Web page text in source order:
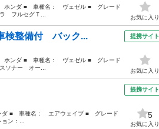
ンダ ■ 車種名： ヴェゼル ■ グレード
フルセグＴ...
お気に入り
検整備付 バック...
ンダ ■ 車種名： ヴェゼル ■ グレード
ソナー オー...
提携サイト
お気に入り
■ 車種名： エアウェイブ ■ グレード
ン：...
提携サイト
5
お気に入り